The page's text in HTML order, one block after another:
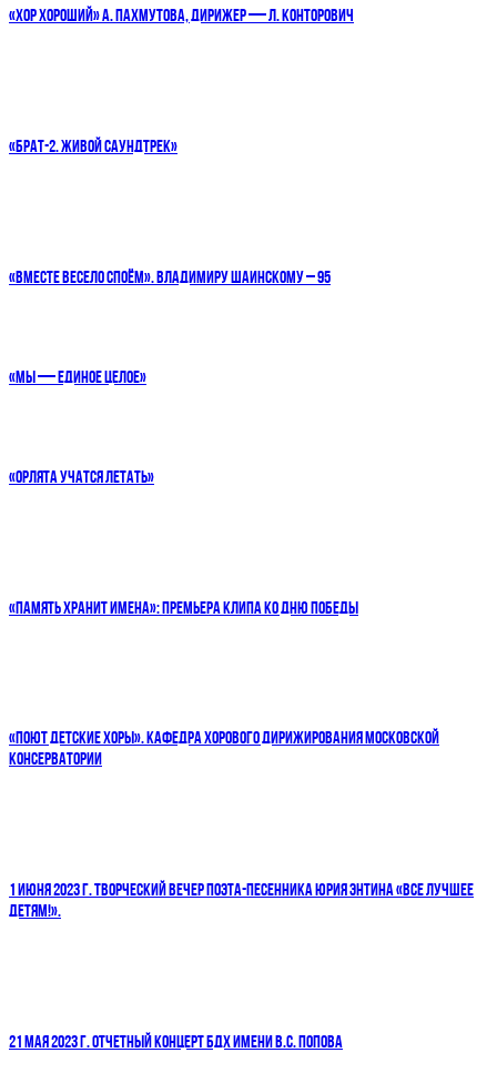
«ХОР ХОРОШИЙ» А. ПАХМУТОВА, ДИРИЖЕР — Л. КОНТОРОВИЧ
«БРАТ-2. ЖИВОЙ САУНДТРЕК»
«ВМЕСТЕ ВЕСЕЛО СПОЁМ». ВЛАДИМИРУ ШАИНСКОМУ – 95
«МЫ — ЕДИНОЕ ЦЕЛОЕ»
«ОРЛЯТА УЧАТСЯ ЛЕТАТЬ»
«ПАМЯТЬ ХРАНИТ ИМЕНА»: ПРЕМЬЕРА КЛИПА КО ДНЮ ПОБЕДЫ
«ПОЮТ ДЕТСКИЕ ХОРЫ». КАФЕДРА ХОРОВОГО ДИРИЖИРОВАНИЯ МОСКОВСКОЙ
КОНСЕРВАТОРИИ
1 ИЮНЯ 2023 Г. ТВОРЧЕСКИЙ ВЕЧЕР ПОЭТА-ПЕСЕННИКА ЮРИЯ ЭНТИНА «ВСЕ ЛУЧШЕЕ
ДЕТЯМ!».
21 МАЯ 2023 Г. ОТЧЕТНЫЙ КОНЦЕРТ БДХ ИМЕНИ В.С. ПОПОВА